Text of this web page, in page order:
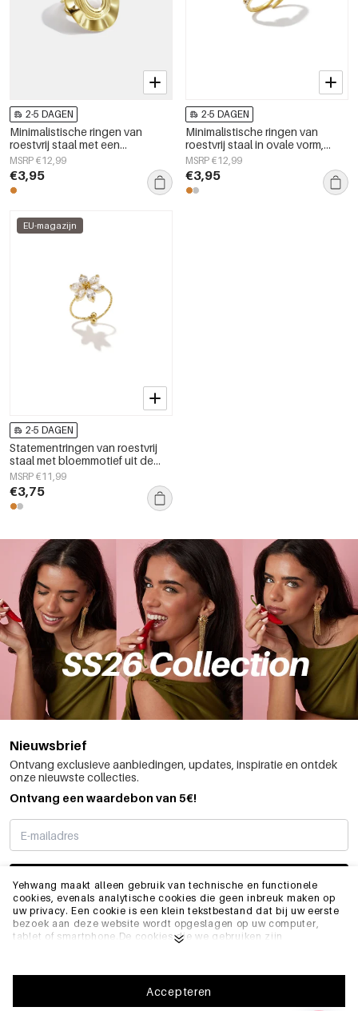
Yehwang maakt alleen gebruik van technische en functionele
cookies, evenals analytische cookies die geen inbreuk maken op
uw privacy. Een cookie is een klein tekstbestand dat bij uw eerste
bezoek aan deze website wordt opgeslagen op uw computer,
tablet of smartphone.De cookies die we gebruiken zijn
functioneert en bijvoorbeeld uw voorkeursinstellingen onthoudt.
Ze stellen ons ook in staat om onze website te optimaliseren.Om
ervoor te zorgen dat u een goede browse- en winkelervaring heeft
Accepteren
2-5 DAGEN
Minimalistische ringen van
roestvrij staal met een
onregelmatige vorm,
eenvoudige, alledaagse serie,
damessieraden
MSRP €12,99
€3,95
2-5 DAGEN
Minimalistische ringen van
roestvrij staal in ovale vorm,
eenvoudige dagelijkse sieraden
uit de Simple Series voor dames.
MSRP €12,99
€3,95
EU-magazijn
2-5 DAGEN
Statementringen van roestvrij
staal met bloemmotief uit de
Simple Simple-serie voor dames.
MSRP €11,99
€3,75
Nieuwsbrief
Ontvang exclusieve aanbiedingen, updates, inspiratie en ontdek
onze nieuwste collecties.
Ontvang een waardebon van 5€!
SCHRIJF ME IN
INFO